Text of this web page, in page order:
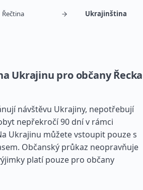
Řečtina Ukrajinština
Ukrajinu pro občany Řecka
návštěvu Ukrajiny, nepotřebují
nepřekročí 90 dní v rámci
Ukrajinu můžete vstoupit pouze s
Občanský průkaz neopravňuje
platí pouze pro občany